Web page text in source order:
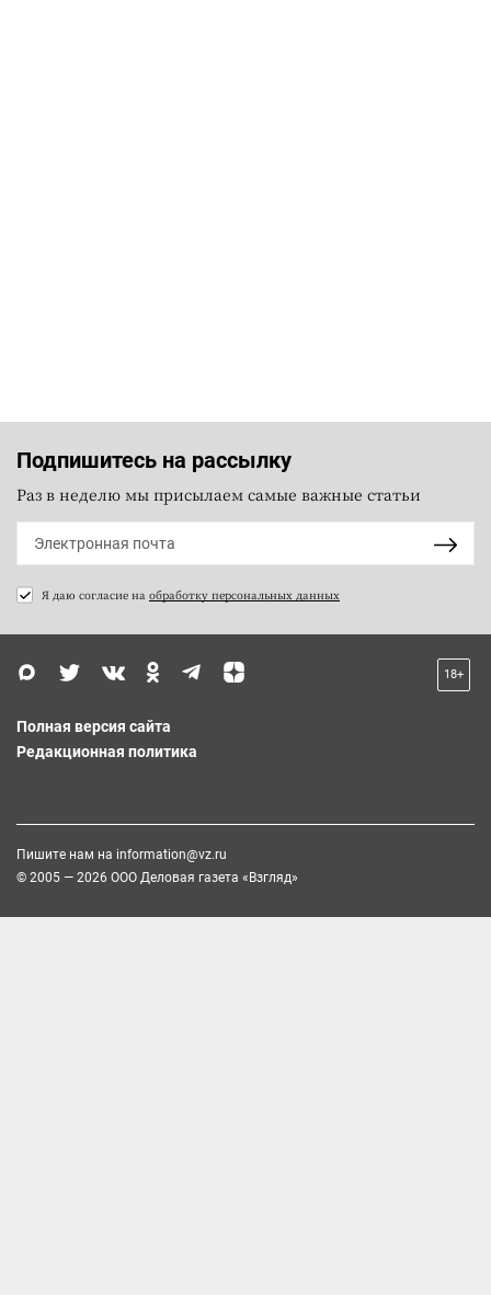
Подпишитесь на рассылку
Раз в неделю мы присылаем самые важные статьи
Я даю согласие на обработку персональных данных
18+
Полная версия сайта
Редакционная политика
Пишите нам на information@vz.ru
© 2005 — 2026 ООО Деловая газета «Взгляд»